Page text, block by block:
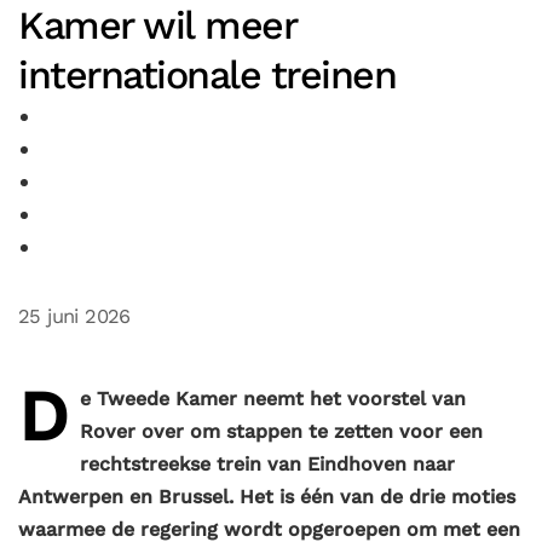
Kamer wil meer
internationale treinen
25 juni 2026
D e Tweede Kamer neemt het voorstel van
Rover over om stappen te zetten voor een
rechtstreekse trein van Eindhoven naar
Antwerpen en Brussel. Het is één van de drie moties
waarmee de regering wordt opgeroepen om met een